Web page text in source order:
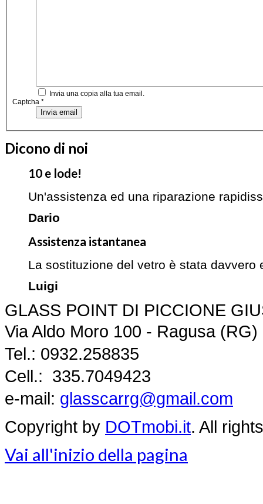
Invia una copia alla tua email.
Captcha *
Invia email
Dicono di noi
10 e lode!
Un'assistenza ed una riparazione
Dario
Assistenza istantanea
La sostituzione del vetro è stata davvero
Luigi
GLASS POINT DI PICCIONE
Via Aldo Moro 100 - Ragusa
Tel.: 0932.258835
Cell.: 335.7049423
e-mail: glasscarrg@gmail.com
Copyright by DOTmobi.it. All
Vai all'inizio della pagina